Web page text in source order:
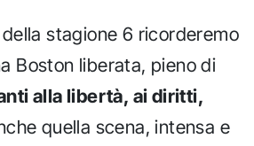
stagione 6 ricorderemo
Boston liberata, pieno di
alla libertà, ai diritti,
quella scena, intensa e